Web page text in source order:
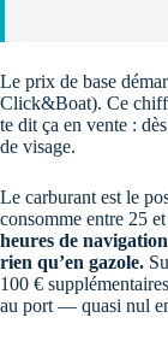
Le prix de base
Click&Boat). Ce
te dit ça en vente :
de visage.
Le carburant est le
consomme entre 25
heures de
rien qu’en gazole.
100 €
au port — quasi nul